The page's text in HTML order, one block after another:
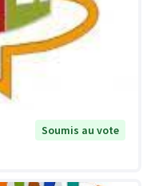
Soumis au vote